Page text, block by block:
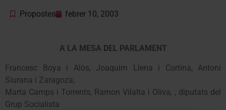
Propostes febrer 10, 2003
A LA MESA DEL PARLAMENT
Francesc Boya i Alòs, Joaquim Llena i Cortina, Antoni
Siurana i Zaragoza,
Marta Camps i Torrents, Ramon Vilalta i Oliva, , diputats del
Grup Socialista